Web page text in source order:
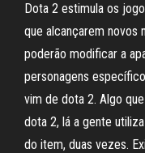
Dota 2 estimula os
que alcançarem novos
poderão modificar a
personagens
vim de dota 2. Algo
dota 2, lá a gente
do item, duas vezes.